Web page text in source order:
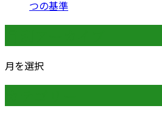
つの基準
月を選択